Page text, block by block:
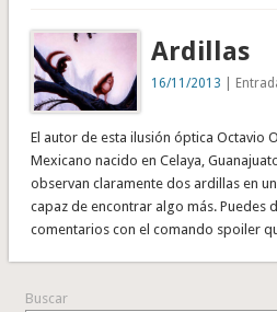
Ardillas
16/11/2013 |
El autor de esta ilusión óptica Octavio
Mexicano nacido en Celaya,
observan claramente dos ardillas en
capaz de encontrar algo más. Puedes
comentarios con el comando spoiler
Buscar